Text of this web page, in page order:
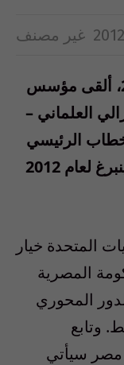
غير مصنف
“في يوم الجمعة 4 أيار/ مايو 2012، ألقى مؤسس
العلماني –
الرئيسي
للحاضرين في مؤتمر مؤسسي واينبرغ لعام 2012
المتحدة خيار
المصرية
المحوري
وتابع
مصر سيأتي